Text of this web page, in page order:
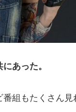
あった。
組もたくさん